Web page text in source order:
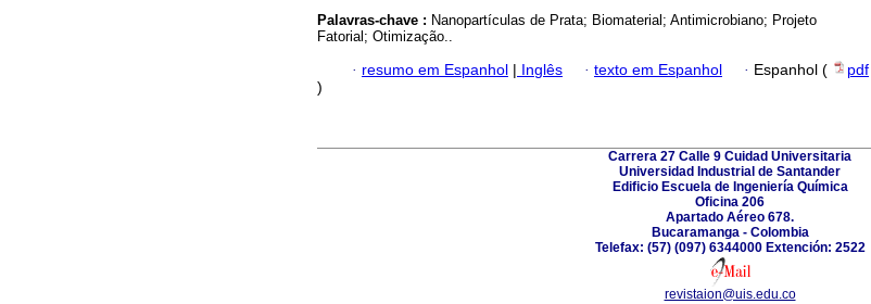
Palavras-chave : Nanopartículas de Prata; Biomaterial; Antimicrobiano; Projeto
Fatorial; Otimização..
· resumo em Espanhol | Inglês · texto em Espanhol · Espanhol (
pdf
)
Carrera 27 Calle 9 Cuidad Universitaria
Universidad Industrial de Santander
Edificio Escuela de Ingeniería Química
Oficina 206
Apartado Aéreo 678.
Bucaramanga - Colombia
Telefax: (57) (097) 6344000 Extención: 2522
revistaion@uis.edu.co